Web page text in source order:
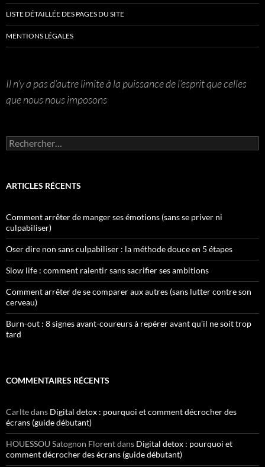
LISTE DÉTAILLÉE DES PAGES DU SITE
MENTIONS LÉGALES
Il n’y a pas d’autre limite à la puissance de l’esprit que celles
que nous nous imposons
Rechercher :
ARTICLES RÉCENTS
Comment arrêter de manger ses émotions (sans se priver ni
culpabiliser)
Oser dire non sans culpabiliser : la méthode douce en 5 étapes
Slow life : comment ralentir sans sacrifier ses ambitions
Comment arrêter de se comparer aux autres (sans lutter contre son
cerveau)
Burn-out : 8 signes avant-coureurs à repérer avant qu’il ne soit trop
tard
COMMENTAIRES RÉCENTS
Carltedans Digital detox : pourquoi et comment décrocher des
écrans (guide débutant)
HOUESSOU Satognon Florentdans Digital detox : pourquoi et
comment décrocher des écrans (guide débutant)